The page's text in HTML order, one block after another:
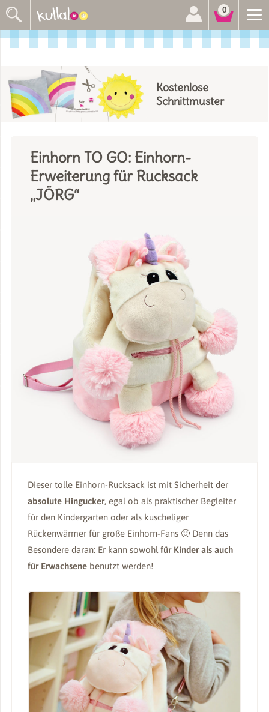
0
Suchen
nach:
Kostenlose
Schnittmuster
Einhorn TO GO: Einhorn-
Erweiterung für Rucksack
„JÖRG“
Dieser tolle Einhorn-Rucksack ist mit Sicherheit der
absolute Hingucker, egal ob als praktischer Begleiter
für den Kindergarten oder als kuscheliger
Rückenwärmer für große Einhorn-Fans 🙂 Denn das
Besondere daran: Er kann sowohl für Kinder als auch
für Erwachsenebenutzt werden!